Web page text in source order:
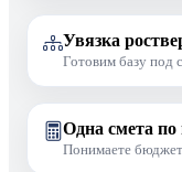
Увязка
Готовим базу под
Одна смета по
Понимаете бюджет